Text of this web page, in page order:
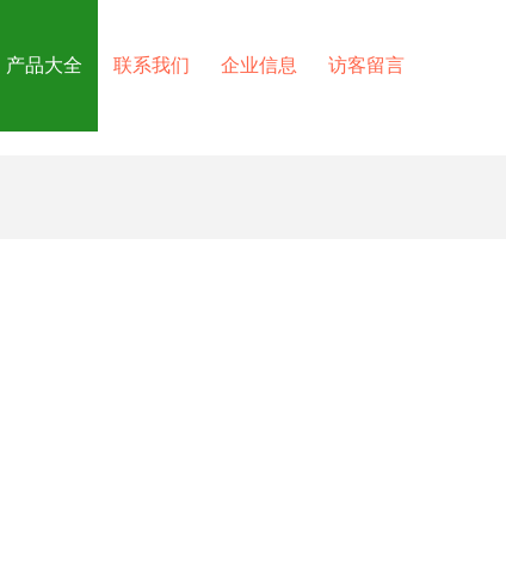
产品大全 联系我们 企业信息 访客留言